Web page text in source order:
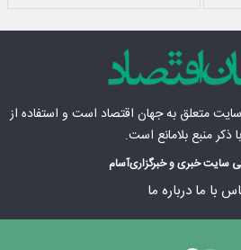
متعلق بهجهان اقتصاد است و استفاده از
ذکر منبع بلامانع است.
سایت خبری و خبرگزاریآسام
با ما درباره ما